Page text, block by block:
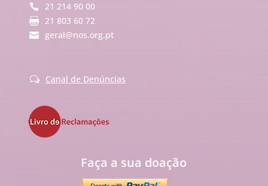
 21 214 90 00
 21 803 60 72
 geral@nos.org.pt
w Canal de Denúncias
Faça a sua doação